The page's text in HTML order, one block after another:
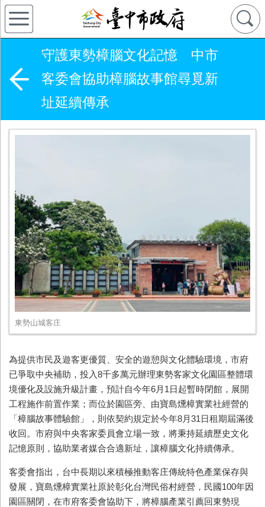
守護東勢樟腦文化記憶 中市
客委會協助樟腦故事館尋覓新
址延續傳承
東勢山城客庄
為提供市民及遊客更優質、安全的遊憩與文化體驗環境，市府
已爭取中央補助，投入8千多萬元辦理東勢客家文化園區整體環
境優化及設施升級計畫，預計自今年6月1日起暫時閉館，展開
工程施作前置作業；而位於園區旁、由寶島燻樟實業社經營的
「樟腦故事體驗館」，則依契約規定於今年8月31日租期屆滿後
收回。市府與中央客家委員會立場一致，將秉持延續歷史文化
記憶原則，協助業者媒合合適新址，讓樟腦文化持續傳承。
客委會指出，台中長期以來積極推動客庄傳統特色產業保存與
發展，寶島燻樟實業社原於彰化台灣民俗村經營，民國100年因
園區關閉，在市府客委會協助下，將樟腦產業引薦回東勢現